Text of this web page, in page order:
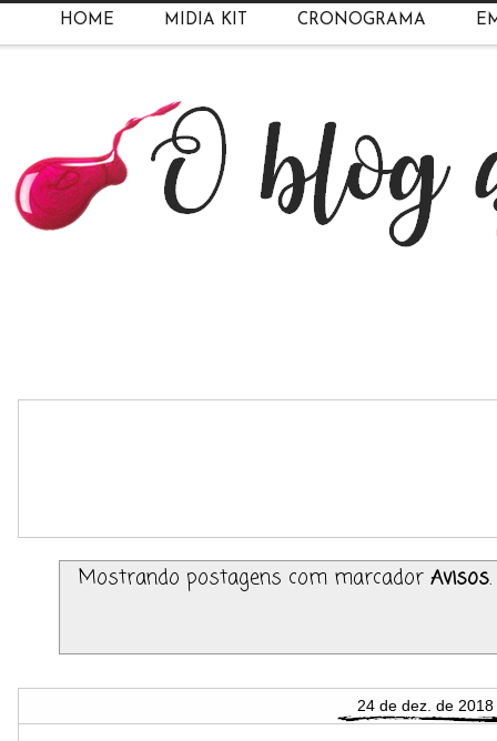
HOME MIDIA KIT CRONOGRAMA
Mostrando postagens com marcador Avisos.
24 de dez. de 2018